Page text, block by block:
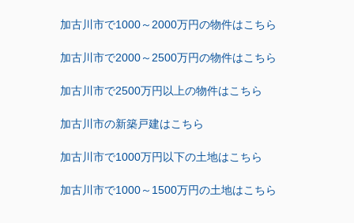
加古川市で1000～2000万円の物件はこちら
加古川市で2000～2500万円の物件はこちら
加古川市で2500万円以上の物件はこちら
加古川市の新築戸建はこちら
加古川市で1000万円以下の土地はこちら
加古川市で1000～1500万円の土地はこちら